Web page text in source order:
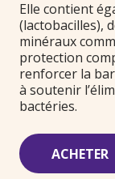
Elle contient
(lactobacilles),
minéraux
protection
renforcer la
à soutenir
bactéries.
ACHETER